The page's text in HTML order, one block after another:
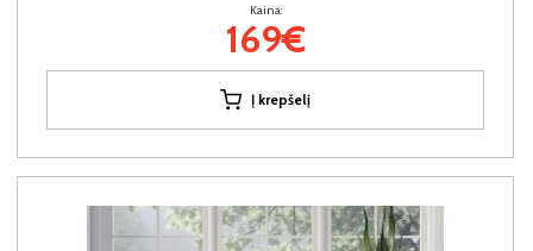
Kaina:
169€
Į krepšelį